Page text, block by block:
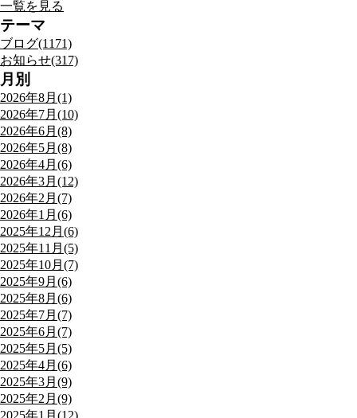
一覧を見る
テーマ
ブログ(1171)
お知らせ(317)
月別
2026年8月(1)
2026年7月(10)
2026年6月(8)
2026年5月(8)
2026年4月(6)
2026年3月(12)
2026年2月(7)
2026年1月(6)
2025年12月(6)
2025年11月(5)
2025年10月(7)
2025年9月(6)
2025年8月(6)
2025年7月(7)
2025年6月(7)
2025年5月(5)
2025年4月(6)
2025年3月(9)
2025年2月(9)